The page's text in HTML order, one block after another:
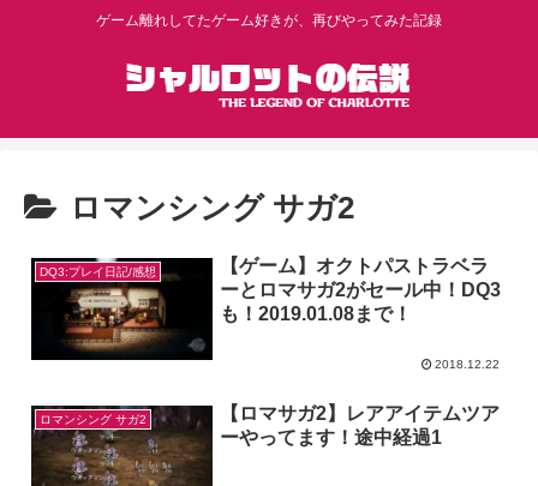
ゲーム離れしてたゲーム好きが、再びやってみた記録
ロマンシング サガ2
DQ3:プレイ日記/感想
【ゲーム】オクトパストラベラ
ーとロマサガ2がセール中！DQ3
も！2019.01.08まで！
2018.12.22
ロマンシング サガ2
【ロマサガ2】レアアイテムツア
ーやってます！途中経過1